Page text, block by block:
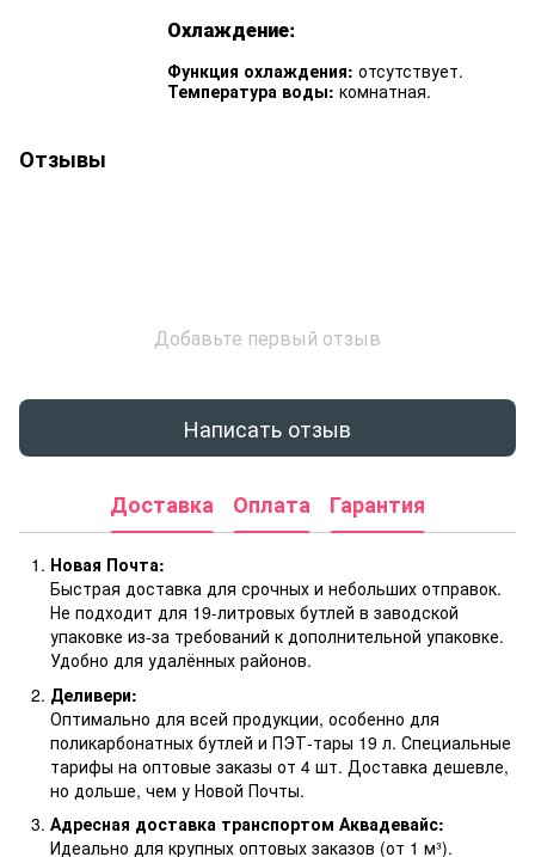
Охлаждение:
Функция охлаждения: отсутствует.
Температура воды: комнатная.
Отзывы
Добавьте первый отзыв
Написать отзыв
Доставка Оплата Гарантия
Новая Почта:
Быстрая доставка для срочных и небольших отправок.
Не подходит для 19-литровых бутлей в заводской
упаковке из-за требований к дополнительной упаковке.
Удобно для удалённых районов.
Деливери:
Оптимально для всей продукции, особенно для
поликарбонатных бутлей и ПЭТ-тары 19 л. Специальные
тарифы на оптовые заказы от 4 шт. Доставка дешевле,
но дольше, чем у Новой Почты.
Адресная доставка транспортом Аквадевайс:
Идеально для крупных оптовых заказов (от 1 м³).